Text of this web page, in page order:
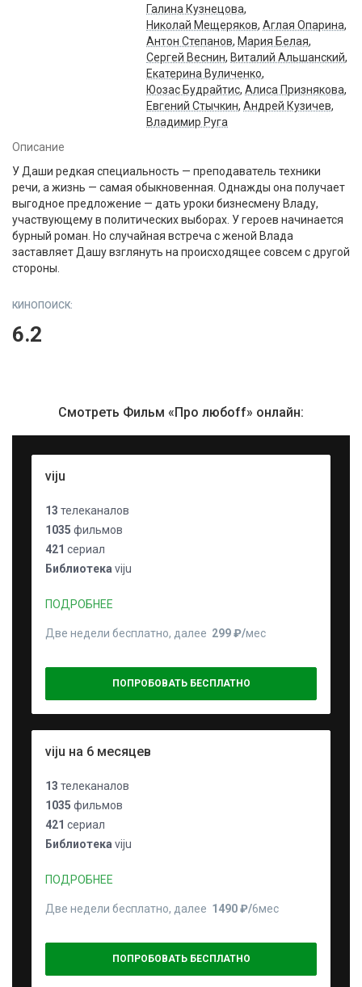
Галина Кузнецова,
Николай Мещеряков, Аглая Опарина,
Антон Степанов, Мария Белая,
Сергей Веснин, Виталий Альшанский,
Екатерина Вуличенко,
Юозас Будрайтис, Алиса Признякова,
Евгений Стычкин, Андрей Кузичев,
Владимир Руга
Описание
У Даши редкая специальность — преподаватель техники
речи, а жизнь — самая обыкновенная. Однажды она получает
выгодное предложение — дать уроки бизнесмену Владу,
участвующему в политических выборах. У героев начинается
бурный роман. Но случайная встреча с женой Влада
заставляет Дашу взглянуть на происходящее совсем с другой
стороны.
КИНОПОИСК:
6.2
Смотреть Фильм «Про любоff» онлайн:
viju
13 телеканалов
1035 фильмов
421 сериал
Библиотека viju
ПОДРОБНЕЕ
Две недели бесплатно, далее 299 ₽⁠/⁠мес
ПОПРОБОВАТЬ БЕСПЛАТНО
viju на 6 месяцев
13 телеканалов
1035 фильмов
421 сериал
Библиотека viju
ПОДРОБНЕЕ
Две недели бесплатно, далее 1490 ₽⁠/⁠6мес
ПОПРОБОВАТЬ БЕСПЛАТНО